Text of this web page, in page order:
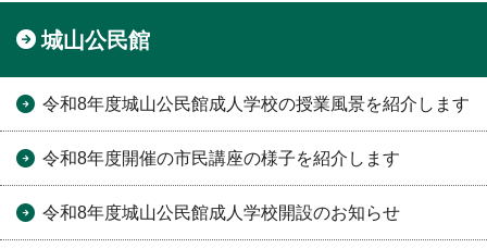
城山公民館
令和8年度城山公民館成人学校の授業風景を紹介します
令和8年度開催の市民講座の様子を紹介します
令和8年度城山公民館成人学校開設のお知らせ